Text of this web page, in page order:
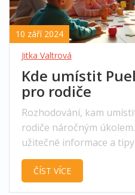
10 září 2024
Jitka Valtrová
Kde umístit
pro rodiče
Rozhodování, kam
rodiče náročným
užitečné informace a
školky, které mohou
proces. Přináší fakta o
ČÍST VÍCE